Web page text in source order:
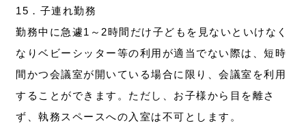
15．子連れ勤務
勤務中に急遽1～2時間だけ子どもを見ないといけなく
なりベビーシッター等の利用が適当でない際は、短時
間かつ会議室が開いている場合に限り、会議室を利用
することができます。ただし、お子様から目を離さ
ず、執務スペースへの入室は不可とします。